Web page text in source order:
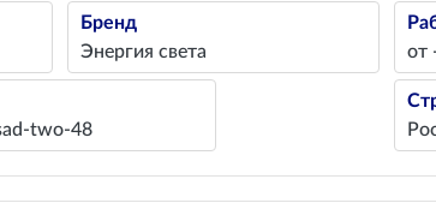
Бренд
Энергия света
от
two-48